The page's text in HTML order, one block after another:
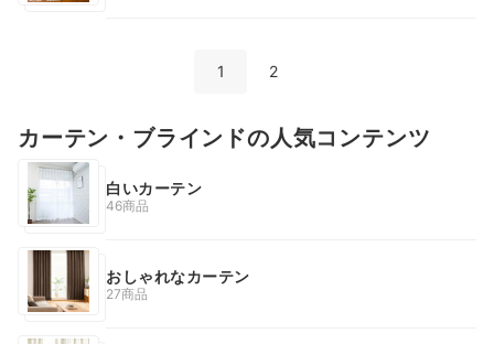
1 2
カーテン・ブラインドの人気コンテンツ
白いカーテン
46商品
おしゃれなカーテン
27商品